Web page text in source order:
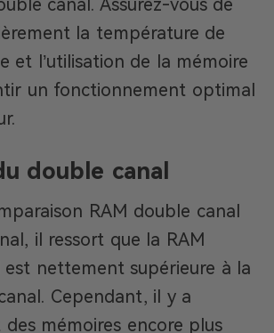
canal. Assurez-vous de
la température de
et l’utilisation de la mémoire
un fonctionnement optimal
double canal
RAM double canal
il ressort que la RAM
nettement supérieure à la
Cependant, il y a
mémoires encore plus